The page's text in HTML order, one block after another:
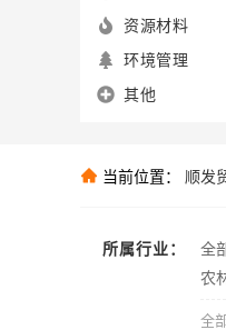
资源材料
环境管理
其他
当前位置： 顺发
所属行业： 全
农
全